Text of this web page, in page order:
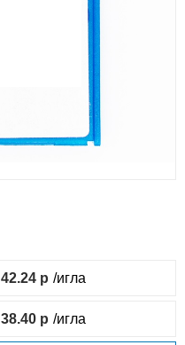
42.24 /игла
38.40 /игла